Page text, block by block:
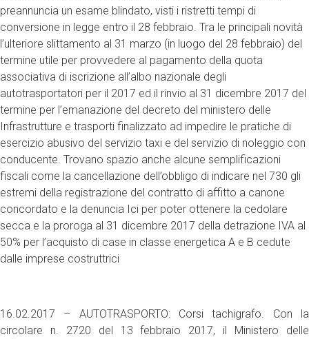
preannuncia un esame blindato, visti i ristretti tempi di
conversione in legge entro il 28 febbraio. Tra le principali novità
l’ulteriore slittamento al 31 marzo (in luogo del 28 febbraio) del
termine utile per provvedere al pagamento della quota
associativa di iscrizione all’albo nazionale degli
autotrasportatori per il 2017 ed il rinvio al 31 dicembre 2017 del
termine per l’emanazione del decreto del ministero delle
Infrastrutture e trasporti finalizzato ad impedire le pratiche di
esercizio abusivo del servizio taxi e del servizio di noleggio con
conducente. Trovano spazio anche alcune semplificazioni
fiscali come la cancellazione dell’obbligo di indicare nel 730 gli
estremi della registrazione del contratto di affitto a canone
concordato e la denuncia Ici per poter ottenere la cedolare
secca e la proroga al 31 dicembre 2017 della detrazione IVA al
50% per l’acquisto di case in classe energetica A e B cedute
dalle imprese costruttrici
16.02.2017 – AUTOTRASPORTO: Corsi tachigrafo. Con la
circolare n. 2720 del 13 febbraio 2017, il Ministero delle